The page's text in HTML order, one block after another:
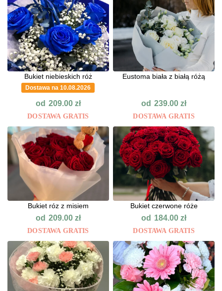
Bukiet niebieskich róż
Dostawa na 10.08.2026
od 209.00 zł
DOSTAWA GRATIS
Eustoma biała z białą różą
od 239.00zł
DOSTAWA GRATIS
Bukiet róz z misiem
od 209.00 zł
DOSTAWA GRATIS
Bukiet czerwone róże
od 184.00zł
DOSTAWA GRATIS